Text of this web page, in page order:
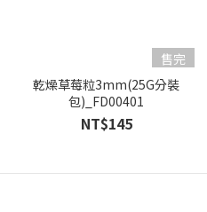
售完
乾燥草莓粒3mm(25G分裝
包)_FD00401
NT$145